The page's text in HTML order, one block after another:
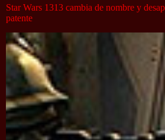
Star Wars 1313 cambia de nombre y
patente